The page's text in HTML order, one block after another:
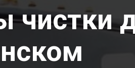
чистки